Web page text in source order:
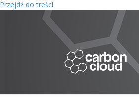
Przejdź do treści